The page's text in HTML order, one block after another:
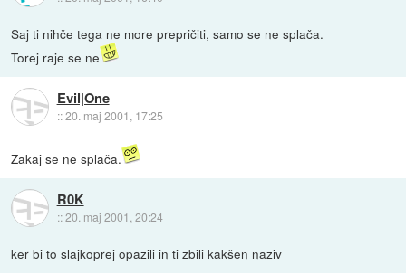
Saj ti nihče tega ne more prepričiti, samo se ne splača.
Torej raje se ne
Evil|One
::20. maj 2001, 17:25
Zakaj se ne splača.
R0K
::20. maj 2001, 20:24
ker bi to slajkoprej opazili in ti zbili kakšen naziv